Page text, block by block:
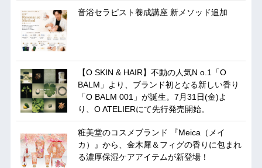
音浴セラピスト養成講座 新メソッド追加
【O SKIN & HAIR】不動の人気N o.1「O
BALM」より、ブランド初となる新しい香り
「O BALM 001」が誕生。7月31日(金)よ
り、O ATELIERにて先行発売開始。
粧美堂のコスメブランド 『Meica（メイ
カ）』から、金木犀＆フィグの香りに包まれ
る濃厚保湿ケアアイテムが新登場！